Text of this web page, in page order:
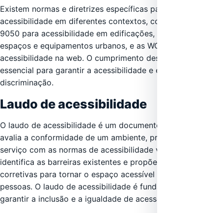
Existem normas e diretrizes específicas para garantir a
acessibilidade em diferentes contextos, como a ABNT NBR
9050 para acessibilidade em edificações, mobiliário,
espaços e equipamentos urbanos, e as WCAG para
acessibilidade na web. O cumprimento dessas normas é
essencial para garantir a acessibilidade e evitar a
discriminação.
Laudo de acessibilidade
O laudo de acessibilidade é um documento técnico que
avalia a conformidade de um ambiente, produto ou
serviço com as normas de acessibilidade vigentes. Ele
identifica as barreiras existentes e propõe medidas
corretivas para tornar o espaço acessível a todas as
pessoas. O laudo de acessibilidade é fundamental para
garantir a inclusão e a igualdade de acesso.